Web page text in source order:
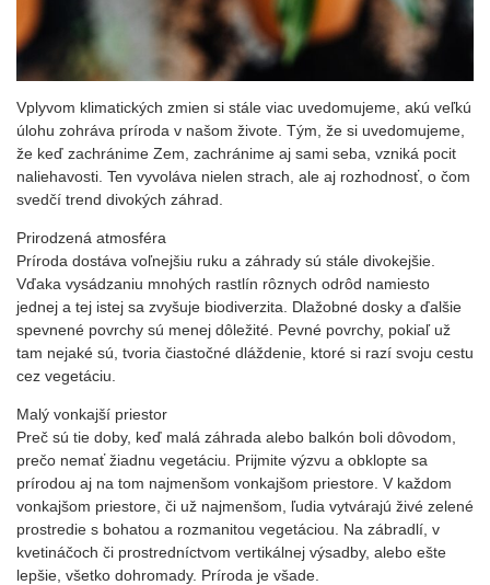
Vplyvom klimatických zmien si stále viac uvedomujeme, akú veľkú
úlohu zohráva príroda v našom živote. Tým, že si uvedomujeme,
že keď zachránime Zem, zachránime aj sami seba, vzniká pocit
naliehavosti. Ten vyvoláva nielen strach, ale aj rozhodnosť, o čom
svedčí trend divokých záhrad.
Prirodzená atmosféra
Príroda dostáva voľnejšiu ruku a záhrady sú stále divokejšie.
Vďaka vysádzaniu mnohých rastlín rôznych odrôd namiesto
jednej a tej istej sa zvyšuje biodiverzita. Dlažobné dosky a ďalšie
spevnené povrchy sú menej dôležité. Pevné povrchy, pokiaľ už
tam nejaké sú, tvoria čiastočné dláždenie, ktoré si razí svoju cestu
cez vegetáciu.
Malý vonkajší priestor
Preč sú tie doby, keď malá záhrada alebo balkón boli dôvodom,
prečo nemať žiadnu vegetáciu. Prijmite výzvu a obklopte sa
prírodou aj na tom najmenšom vonkajšom priestore. V každom
vonkajšom priestore, či už najmenšom, ľudia vytvárajú živé zelené
prostredie s bohatou a rozmanitou vegetáciou. Na zábradlí, v
kvetináčoch či prostredníctvom vertikálnej výsadby, alebo ešte
lepšie, všetko dohromady. Príroda je všade.